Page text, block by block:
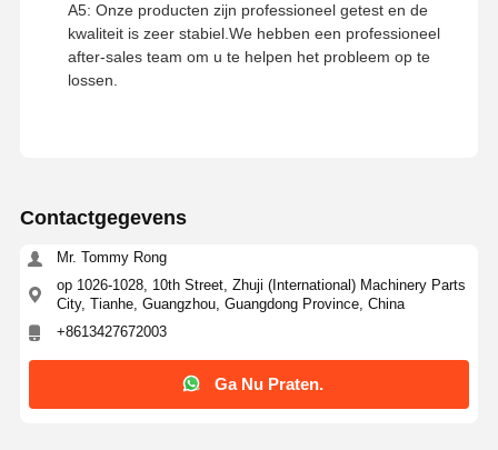
A5: Onze producten zijn professioneel getest en de
kwaliteit is zeer stabiel.We hebben een professioneel
after-sales team om u te helpen het probleem op te
lossen.
Contactgegevens
Mr. Tommy Rong
op 1026-1028, 10th Street, Zhuji (International) Machinery Parts
City, Tianhe, Guangzhou, Guangdong Province, China
+8613427672003
Ga Nu Praten.